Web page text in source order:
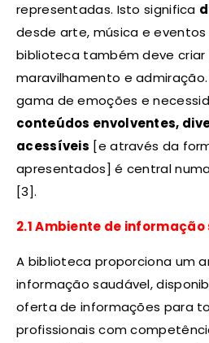
representadas. Isto significa
desde arte, música e eventos
biblioteca também deve
maravilhamento e
gama de emoções e
conteúdos envolventes,
acessíveis [e através da
apresentados] é central
[3].
2.1 Ambiente de
A biblioteca proporciona um
informação saudável,
oferta de informações para
profissionais com